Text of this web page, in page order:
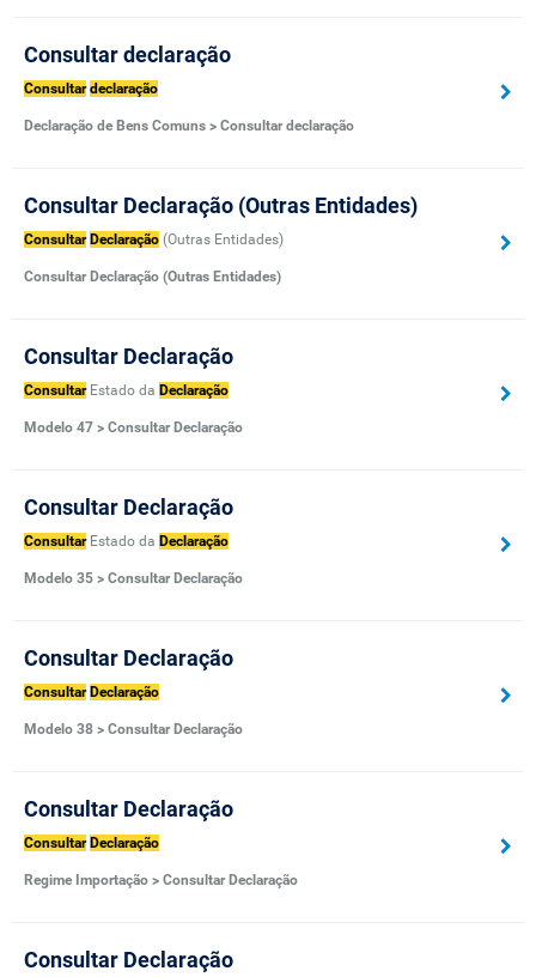
Consultar declaração
Consultar declaração
Declaração de Bens Comuns > Consultar declaração
Consultar Declaração (Outras Entidades)
Consultar Declaração (Outras Entidades)
Consultar Declaração (Outras Entidades)
Consultar Declaração
ConsultarEstado da Declaração
Modelo 47 > Consultar Declaração
Consultar Declaração
ConsultarEstado da Declaração
Modelo 35 > Consultar Declaração
Consultar Declaração
Consultar Declaração
Modelo 38 > Consultar Declaração
Consultar Declaração
Consultar Declaração
Regime Importação > Consultar Declaração
Consultar Declaração